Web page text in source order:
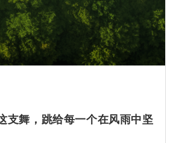
支舞，跳给每一个在风雨中坚